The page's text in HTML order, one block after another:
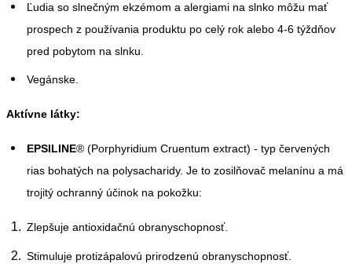
Ľudia so slnečným ekzémom a alergiami na slnko môžu mať
prospech z používania produktu po celý rok alebo 4-6 týždňov
pred pobytom na slnku.
Vegánske.
Aktívne látky:
EPSILINE® (Porphyridium Cruentum extract) - typ červených
rias bohatých na polysacharidy. Je to zosilňovač melanínu a má
trojitý ochranný účinok na pokožku:
Zlepšuje antioxidačnú obranyschopnosť.
Stimuluje protizápalovú prirodzenú obranyschopnosť.